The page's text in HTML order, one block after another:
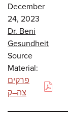
December
24, 2023
Dr. Beni
Gesundheit
Source
Material:
פרקים
צה–ק
(PDF)